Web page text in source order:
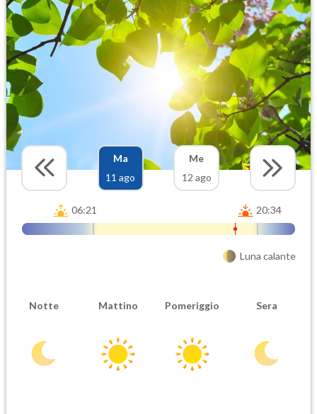
Ma
11 ago
Me
12 ago
06:21 20:34
Luna calante
Notte Mattino Pomeriggio Sera